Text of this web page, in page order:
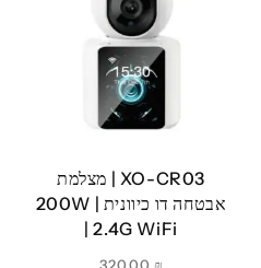
XO-CR03 | מצלמת
אבטחה דו כיוונית | 200W
| 2.4G WiFi
₪